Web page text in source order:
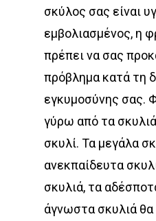
σκύλος σας είναι
εμβολιασμένος, η
πρέπει να σας
πρόβλημα κατά τη
εγκυμοσύνης σας.
γύρω από τα
σκυλί. Τα μεγάλα
ανεκπαίδευτα
σκυλιά, τα
άγνωστα σκυλιά